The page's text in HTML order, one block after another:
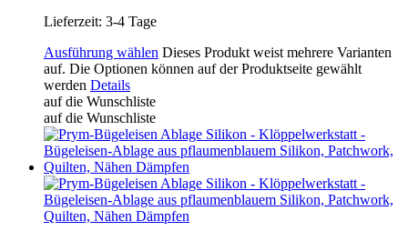
Lieferzeit: 3-4 Tage
Ausführung wählen Dieses Produkt weist mehrere Varianten
auf. Die Optionen können auf der Produktseite gewählt
werden Details
auf die Wunschliste
auf die Wunschliste